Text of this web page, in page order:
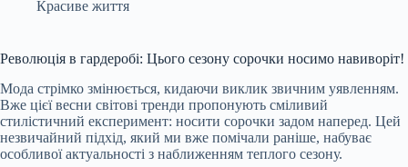
Красиве життя
Революція в гардеробі: Цього сезону сорочки носимо навиворіт!
Мода стрімко змінюється, кидаючи виклик звичним уявленням.
Вже цієї весни світові тренди пропонують сміливий
стилістичний експеримент: носити сорочки задом наперед. Цей
незвичайний підхід, який ми вже помічали раніше, набуває
особливої актуальності з наближенням теплого сезону.